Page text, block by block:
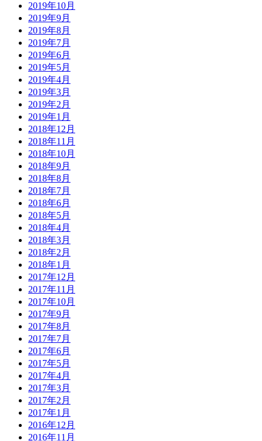
2019年10月
2019年9月
2019年8月
2019年7月
2019年6月
2019年5月
2019年4月
2019年3月
2019年2月
2019年1月
2018年12月
2018年11月
2018年10月
2018年9月
2018年8月
2018年7月
2018年6月
2018年5月
2018年4月
2018年3月
2018年2月
2018年1月
2017年12月
2017年11月
2017年10月
2017年9月
2017年8月
2017年7月
2017年6月
2017年5月
2017年4月
2017年3月
2017年2月
2017年1月
2016年12月
2016年11月